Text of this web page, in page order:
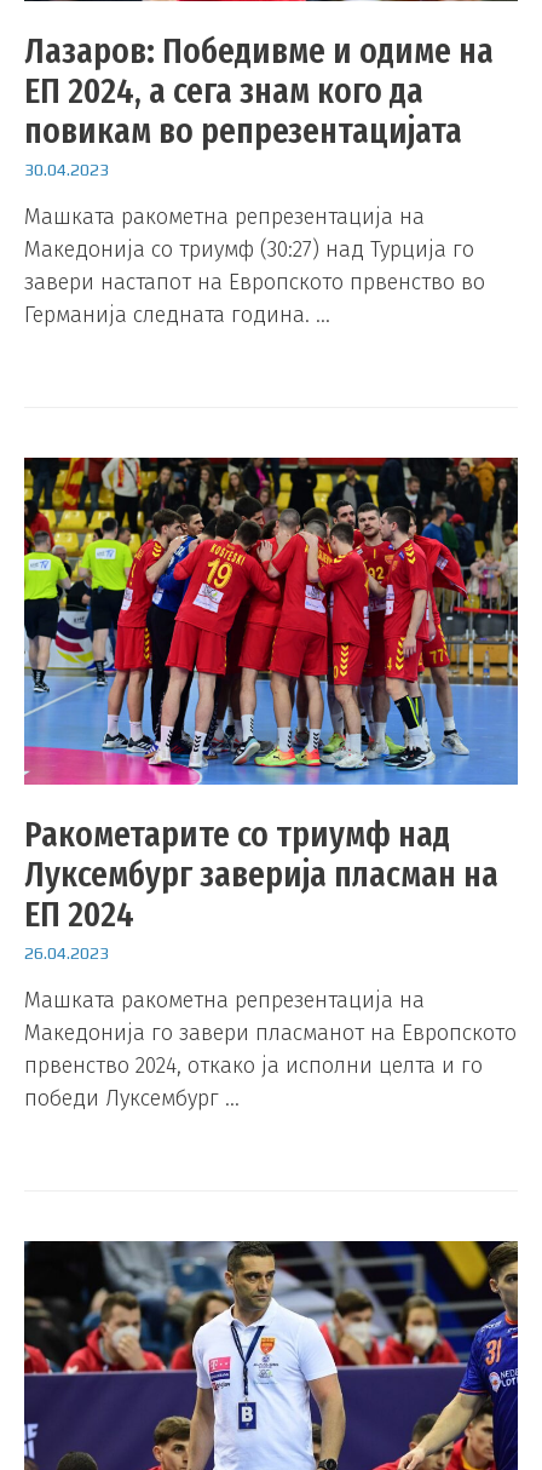
Лазаров: Победивме и одиме на
ЕП 2024, а сега знам кого да
повикам во репрезентацијата
30.04.2023
Машката ракометна репрезентација на
Македонија со триумф (30:27) над Турција го
завери настапот на Европското првенство во
Германија следната година. …
Ракометарите со триумф над
Луксембург заверија пласман на
ЕП 2024
26.04.2023
Мaшката ракометна репрезентација на
Македонија го завери пласманот на Европското
првенство 2024, откако ја исполни целта и го
победи Луксембург …